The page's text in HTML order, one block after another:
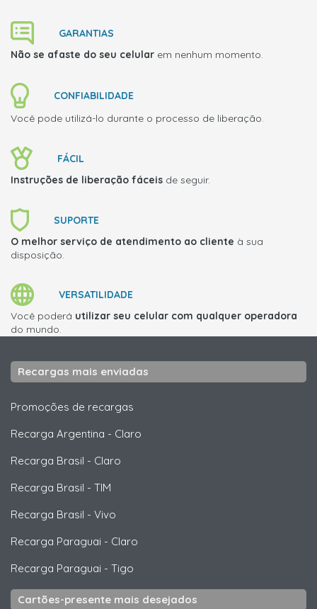
GARANTIAS
Não se afaste do seu celular em nenhum momento.
CONFIABILIDADE
Você pode utilizá-lo durante o processo de liberação.
FÁCIL
Instruções de liberação fáceis de seguir.
SUPORTE
O melhor serviço de atendimento ao cliente à sua
disposição.
VERSATILIDADE
Você poderá utilizar seu celular com qualquer operadora
do mundo.
Recargas mais enviadas
Promoções de recargas
Recarga Argentina - Claro
Recarga Brasil - Claro
Recarga Brasil - TIM
Recarga Brasil - Vivo
Recarga Paraguai - Claro
Recarga Paraguai - Tigo
Cartões-presente mais desejados